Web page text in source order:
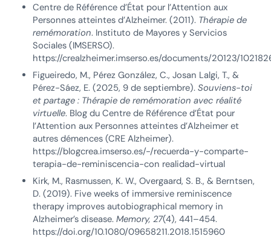
Centre de Référence d’État pour l’Attention aux
Personnes atteintes d’Alzheimer. (2011). Thérapie de
remémoration. Instituto de Mayores y Servicios
Sociales (IMSERSO).
https://crealzheimer.imserso.es/documents/20123/
Figueiredo, M., Pérez González, C., Josan Lalgi, T., &
Pérez-Sáez, E. (2025, 9 de septiembre).Souviens-toi
et partage : Thérapie de remémoration avec réalité
virtuelle. Blog du Centre de Référence d’État pour
l’Attention aux Personnes atteintes d’Alzheimer et
autres démences (CRE Alzheimer).
https://blogcrea.imserso.es/-/recuerda-y-comparte-
terapia-de-reminiscencia-con realidad-virtual
Kirk, M., Rasmussen, K. W., Overgaard, S. B., & Berntsen,
D. (2019). Five weeks of immersive reminiscence
therapy improves autobiographical memory in
Alzheimer’s disease.Memory, 27(4), 441–454.
https://doi.org/10.1080/09658211.2018.1515960